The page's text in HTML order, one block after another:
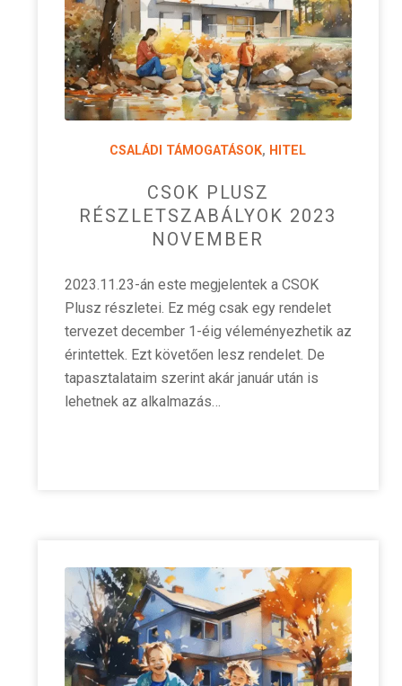
CSALÁDI TÁMOGATÁSOK, HITEL
CSOK PLUSZ
RÉSZLETSZABÁLYOK 2023
NOVEMBER
2023.11.23-án este megjelentek a CSOK
Plusz részletei. Ez még csak egy rendelet
tervezet december 1-éig véleményezhetik az
érintettek. Ezt követően lesz rendelet. De
tapasztalataim szerint akár január után is
lehetnek az alkalmazás…